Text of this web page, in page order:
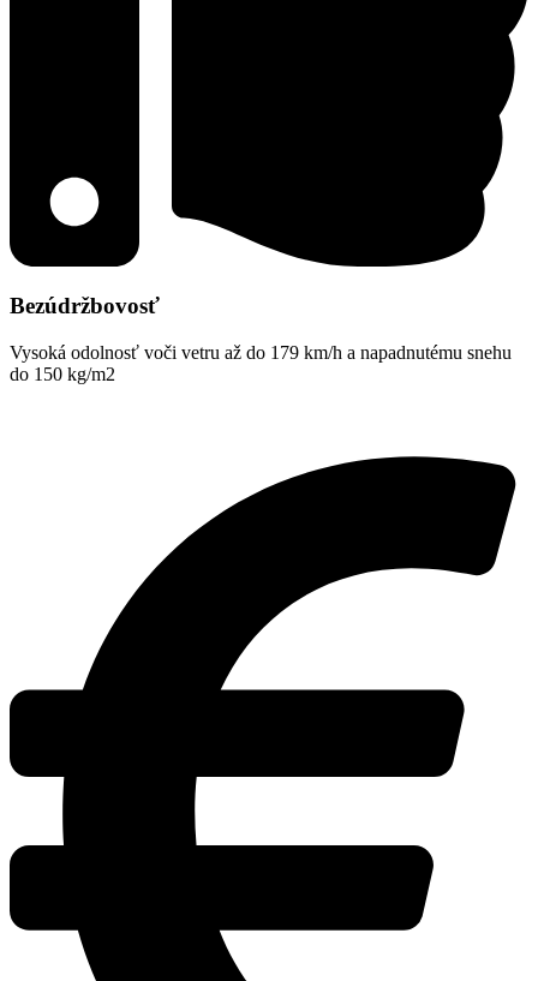
Bezúdržbovosť
Vysoká odolnosť voči vetru až do 179 km/h a napadnutému snehu
do 150 kg/m2